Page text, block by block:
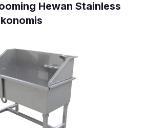
Hewan Stainless